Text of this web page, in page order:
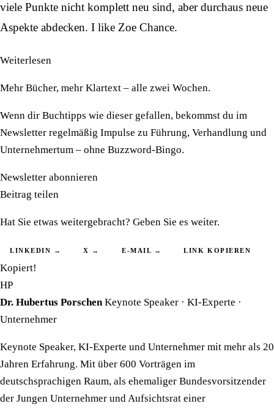
viele Punkte nicht komplett neu sind, aber durchaus neue
Aspekte abdecken. I like Zoe Chance.
Weiterlesen
Mehr Bücher, mehr Klartext – alle zwei Wochen.
Wenn dir Buchtipps wie dieser gefallen, bekommst du im
Newsletter regelmäßig Impulse zu Führung, Verhandlung und
Unternehmertum – ohne Buzzword-Bingo.
Newsletter abonnieren
Beitrag teilen
Hat Sie etwas weitergebracht? Geben Sie es weiter.
LINKEDIN → X → E-MAIL → LINK KOPIEREN
Kopiert!
HP
Dr. Hubertus Porschen Keynote Speaker · KI-Experte ·
Unternehmer
Keynote Speaker, KI-Experte und Unternehmer mit mehr als 20
Jahren Erfahrung. Mit über 600 Vorträgen im
deutschsprachigen Raum, als ehemaliger Bundesvorsitzender
der Jungen Unternehmer und Aufsichtsrat einer